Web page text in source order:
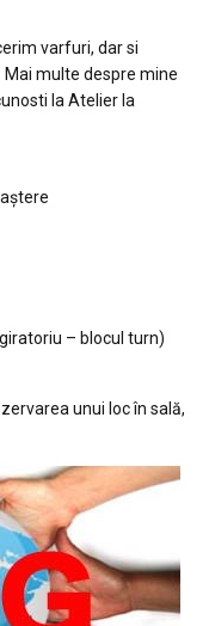
varfuri, dar si
multe despre mine
la Atelier la
– blocul turn)
unui loc în sală,